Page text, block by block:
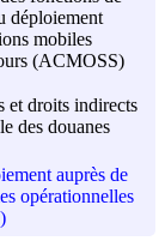
déploiement
mobiles
(ACMOSS)
et droits indirects
des douanes
auprès de
opérationnelles